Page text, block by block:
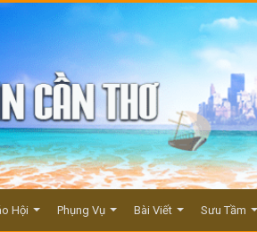
Hội Phụng Vụ Bài Viết Sưu Tầm